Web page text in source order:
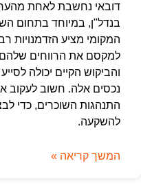
דובאי נחשבת לאחת
בנדל"ן, במיוחד בתחום
המקומי מציע הזדמנויות
למקסם את הרווחים
והביקוש הקיים יכולה
נכסים אלה. חשוב לעקוב
התנהגות השוכרים, כדי
להשקעה.
המשך קריאה »